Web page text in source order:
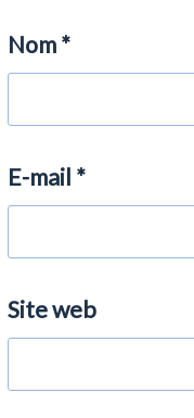
Nom*
E-mail *
Site web